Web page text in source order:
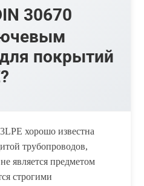
30670
покрытий
хорошо известна
трубопроводов,
является предметом
строгими